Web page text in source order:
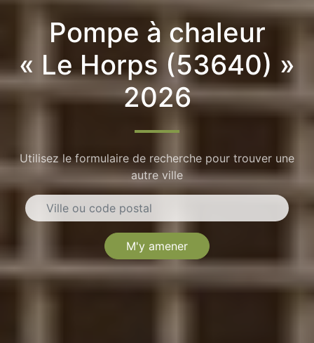
Pompe à chaleur
« Le Horps (53640) »
2026
Utilisez le formulaire de recherche pour trouver une
autre ville
M'y amener